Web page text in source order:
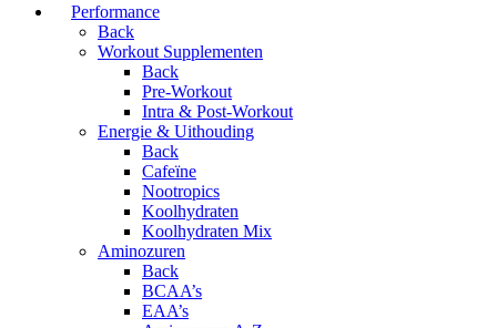
Performance
Back
Workout Supplementen
Back
Pre-Workout
Intra & Post-Workout
Energie & Uithouding
Back
Cafeïne
Nootropics
Koolhydraten
Koolhydraten Mix
Aminozuren
Back
BCAA’s
EAA’s